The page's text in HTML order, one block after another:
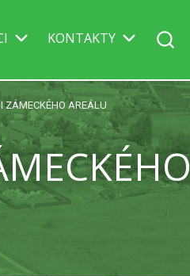
KONTAKTY
ZÁMECKÉHO AREÁLU